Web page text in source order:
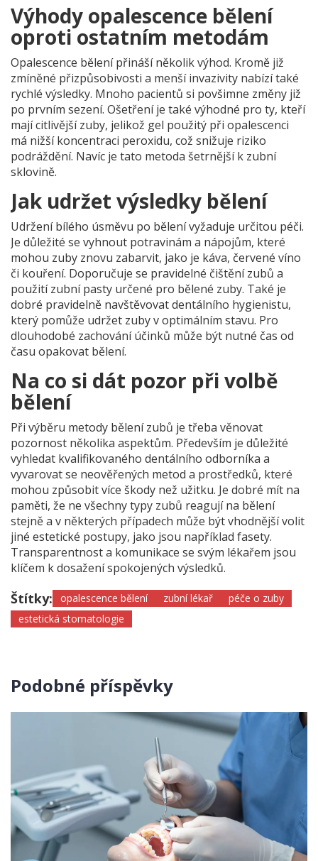
Výhody opalescence bělení
oproti ostatním metodám
Opalescence bělení přináší několik výhod. Kromě již
zmíněné přizpůsobivosti a menší invazivity nabízí také
rychlé výsledky. Mnoho pacientů si povšimne změny již
po prvním sezení. Ošetření je také výhodné pro ty, kteří
mají citlivější zuby, jelikož gel použitý při opalescenci
má nižší koncentraci peroxidu, což snižuje riziko
podráždění. Navíc je tato metoda šetrnější k zubní
sklovině.
Jak udržet výsledky bělení
Udržení bílého úsměvu po bělení vyžaduje určitou péči.
Je důležité se vyhnout potravinám a nápojům, které
mohou zuby znovu zabarvit, jako je káva, červené víno
či kouření. Doporučuje se pravidelné čištění zubů a
použití zubní pasty určené pro bělené zuby. Také je
dobré pravidelně navštěvovat dentálního hygienistu,
který pomůže udržet zuby v optimálním stavu. Pro
dlouhodobé zachování účinků může být nutné čas od
času opakovat bělení.
Na co si dát pozor při volbě
bělení
Při výběru metody bělení zubů je třeba věnovat
pozornost několika aspektům. Především je důležité
vyhledat kvalifikovaného dentálního odborníka a
vyvarovat se neověřených metod a prostředků, které
mohou způsobit více škody než užitku. Je dobré mít na
paměti, že ne všechny typy zubů reagují na bělení
stejně a v některých případech může být vhodnější volit
jiné estetické postupy, jako jsou například fasety.
Transparentnost a komunikace se svým lékařem jsou
klíčem k dosažení spokojených výsledků.
Štítky: opalescence bělení zubní lékař
péče o zuby
estetická stomatologie
Podobné příspěvky